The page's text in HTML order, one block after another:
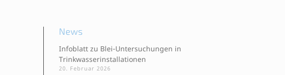
News
Infoblatt zu Blei-Untersuchungen in
Trinkwasserinstallationen
20. Februar 2026